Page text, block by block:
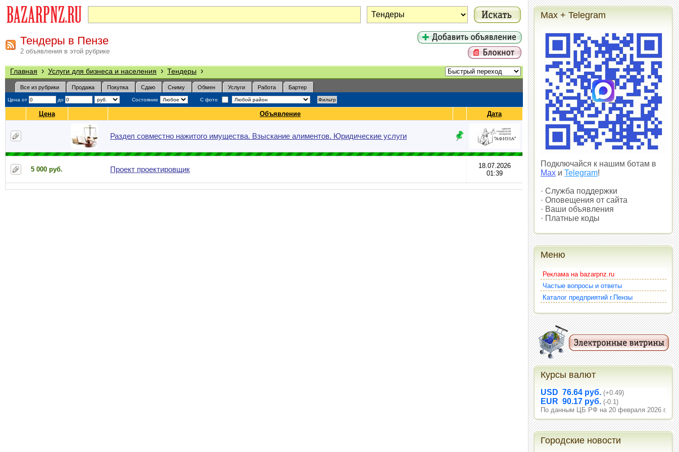
Тендеры в Пензе
2 объявления в этой рубрике
Главная › Услуги для бизнеса и населения › Тендеры ›
Все из рубрики Продажа Покупка Сдаю Сниму Обмен Услуги Работа Бартер
Цена от до Состояние С фото
Цена Объявление Дата
Раздел совместно нажитого имущества. Взыскание алиментов. Юридические услуги
5 000 руб. Проект проектировщик
18.07.2026
01:39
Max + Telegram
Подключайся к нашим ботам в
Max и Telegram!
· Служба поддержки
· Оповещения от сайта
· Ваши объявления
· Платные коды
Меню
Реклама на bazarpnz.ru
Частые вопросы и ответы
Каталог предприятий г.Пензы
Курсы валют
USD 76.64 руб. (+0.49)
EUR 90.17 руб. (-0.1)
По данным ЦБ РФ на 20 февраля 2026 г.
Городские новости